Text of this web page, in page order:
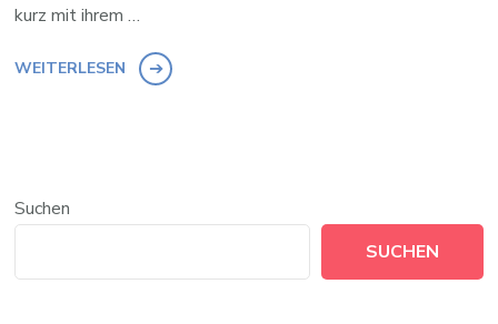
kurz mit ihrem …
WEITERLESEN
Suchen
SUCHEN